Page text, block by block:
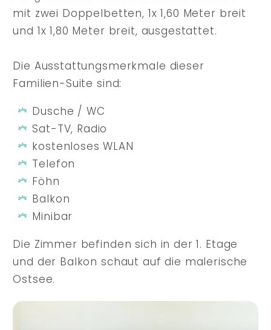
mit zwei Doppelbetten, 1x 1,60 Meter breit
und 1x 1,80 Meter breit, ausgestattet.
Die Ausstattungsmerkmale dieser
Familien-Suite sind:
Dusche / WC
Sat-TV, Radio
kostenloses WLAN
Telefon
Föhn
Balkon
Minibar
Die Zimmer befinden sich in der 1. Etage
und der Balkon schaut auf die malerische
Ostsee.